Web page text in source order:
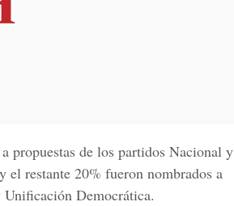
propuestas de los partidos Nacional y
el restante 20% fueron nombrados a
Democrática.